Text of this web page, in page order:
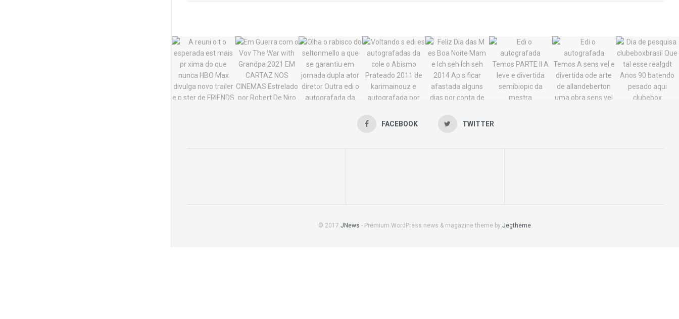
FACEBOOK TWITTER
© 2017 JNews - Premium WordPress news & magazine theme by Jegtheme.